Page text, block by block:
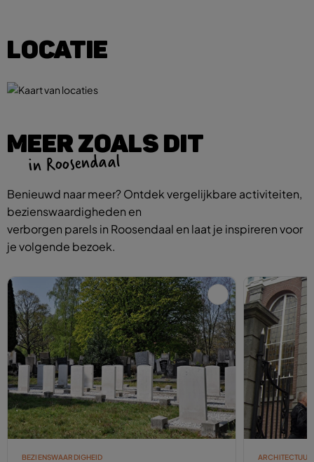
LOCATIE
MEER ZOALS DIT
in Roosendaal
Benieuwd naar meer? Ontdek vergelijkbare activiteiten,
bezienswaardigheden en
verborgen parels in Roosendaal en laat je inspireren voor
je volgende bezoek.
BEZIENSWAARDIGHEID ARCHITECTUUR